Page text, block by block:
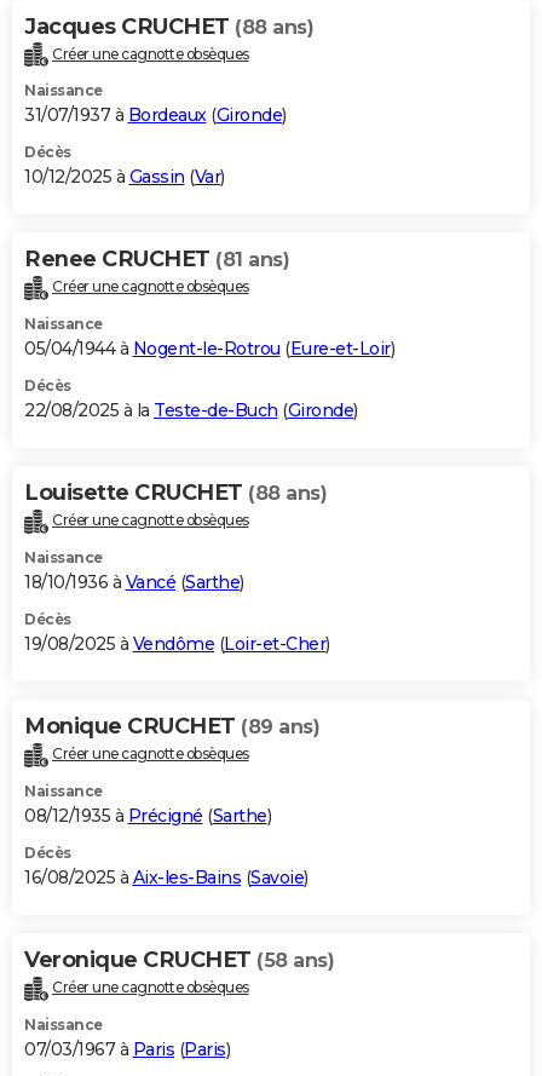
Jacques CRUCHET (88 ans)
Créer une cagnotte obsèques
Naissance
31/07/1937 à Bordeaux(Gironde)
Décès
10/12/2025 à Gassin (Var)
Renee CRUCHET (81 ans)
Créer une cagnotte obsèques
Naissance
05/04/1944 à Nogent-le-Rotrou (Eure-et-Loir)
Décès
22/08/2025 à la Teste-de-Buch (Gironde)
Louisette CRUCHET (88 ans)
Créer une cagnotte obsèques
Naissance
18/10/1936 à Vancé (Sarthe)
Décès
19/08/2025 à Vendôme (Loir-et-Cher)
Monique CRUCHET (89 ans)
Créer une cagnotte obsèques
Naissance
08/12/1935 à Précigné (Sarthe)
Décès
16/08/2025 à Aix-les-Bains (Savoie)
Veronique CRUCHET (58 ans)
Créer une cagnotte obsèques
Naissance
07/03/1967 à Paris (Paris)